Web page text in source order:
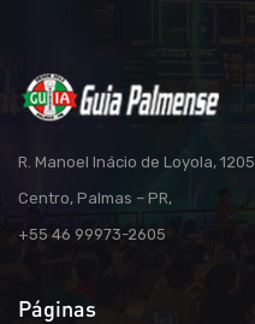
R. Manoel Inácio de Loyola, 1205
Centro, Palmas – PR,
+55 46 99973-2605
Páginas